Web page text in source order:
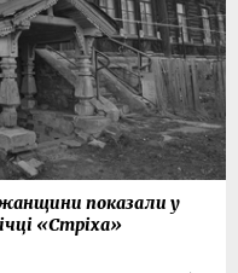
показали у
«Стріха»